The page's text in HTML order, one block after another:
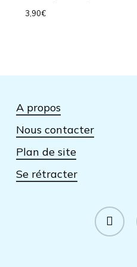
3,90€
A propos
Nous contacter
Plan de site
Se rétracter
facebook